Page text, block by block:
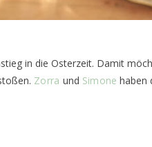
in die Osterzeit. Damit
Zorra und Simone haben